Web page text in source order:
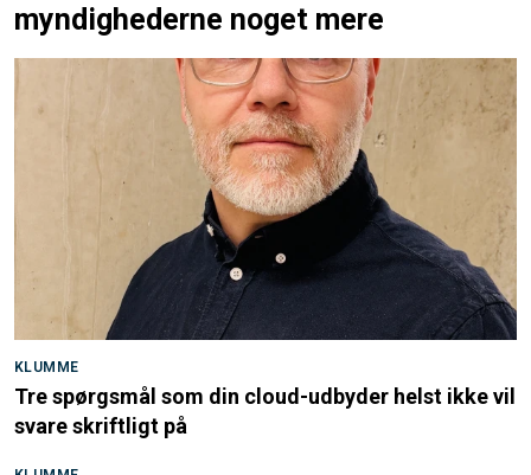
myndighederne noget mere
KLUMME
Tre spørgsmål som din cloud-udbyder helst ikke vil
svare skriftligt på